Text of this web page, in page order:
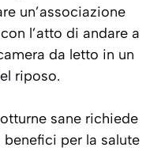
un’associazione
l’atto di andare a
da letto in un
riposo.
sane richiede
per la salute